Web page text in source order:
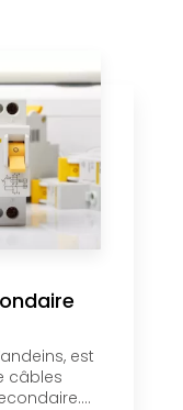
est
câbles